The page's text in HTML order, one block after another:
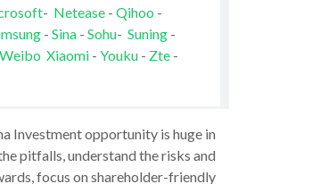
- Netease- Qihoo -
- Sina- Sohu- Suning-
Weibo Xiaomi- Youku - Zte-
Investment opportunity is huge in
pitfalls, understand the risks and
focus on shareholder-friendly